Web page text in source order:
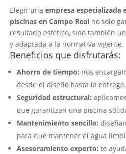
Elegir una empresa especializada
piscinas en Campo Real no solo
resultado estético, sino también
y adaptada a la normativa vigente.
Beneficios que disfrutarás:
Ahorro de tiempo: nos
desde el diseño hasta la entrega.
Seguridad estructural:
que garantizan una piscina
Mantenimiento sencillo:
para que mantener el agua
Asesoramiento experto: te